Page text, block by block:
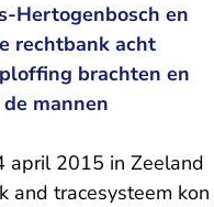
Hertogenbosch en
rechtbank acht
brachten en
mannen
april 2015 in Zeeland
and tracesysteem kon